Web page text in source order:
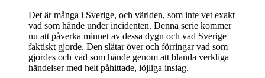
Det är många i Sverige, och världen, som inte vet exakt
vad som hände under incidenten. Denna serie kommer
nu att påverka minnet av dessa dygn och vad Sverige
faktiskt gjorde. Den slätar över och förringar vad som
gjordes och vad som hände genom att blanda verkliga
händelser med helt påhittade, löjliga inslag.